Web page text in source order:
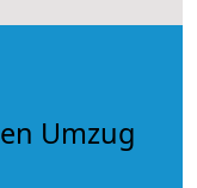
Umzug